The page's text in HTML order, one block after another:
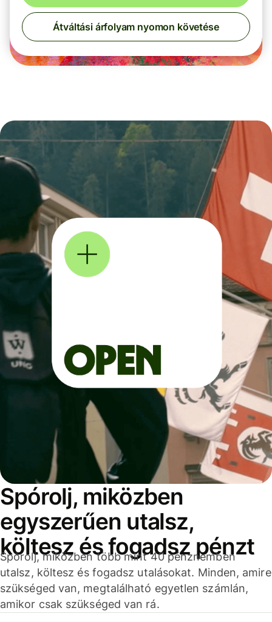
Átváltási árfolyam nyomon követése
Spórolj, miközben
egyszerűen utalsz,
költesz és fogadsz pénzt
Spórolj, miközben több mint 40 pénznemben
utalsz, költesz és fogadsz utalásokat. Minden, amire
szükséged van, megtalálható egyetlen számlán,
amikor csak szükséged van rá.